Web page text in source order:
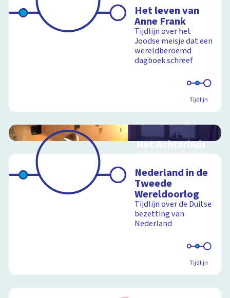
Het leven van
Anne Frank
Tijdlijn over het
Joodse meisje dat een
wereldberoemd
dagboek schreef
Tijdlijn
Het Achterhuis
Het onderduikadres
graden
Schoolplaat
Nederland in de
Tweede
Wereldoorlog
Tijdlijn over de Duitse
bezetting van
Nederland
Tijdlijn